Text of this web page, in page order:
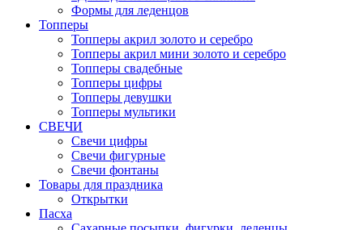
Формы для леденцов
Топперы
Топперы акрил золото и серебро
Топперы акрил мини золото и серебро
Топперы свадебные
Топперы цифры
Топперы девушки
Топперы мультики
СВЕЧИ
Свечи цифры
Свечи фигурные
Свечи фонтаны
Товары для праздника
Открытки
Пасха